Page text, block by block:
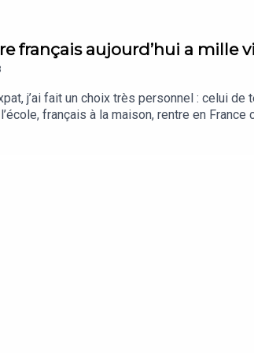
français aujourd’hui a mille
j’ai fait un choix très personnel : celui
français à la maison, rentre en
demandé de choisir entre deux pays.Je lui
deux cultures, deux horizons.Un
d’écoute : Spotify, Apple
Fleur Andrle, habillé et mixé par Alice Krief.